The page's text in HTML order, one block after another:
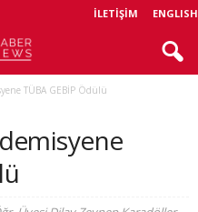
İLETIŞIM ENGLISH
TÜBA GEBİP Ödülü